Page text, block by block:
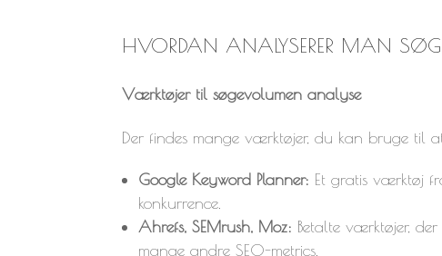
HVORDAN ANALYSERER MAN
Værktøjer til søgevolumen analyse
Der findes mange værktøjer, du kan bruge til
Google Keyword Planner: Et gratis værktøj
konkurrence.
Ahrefs, SEMrush, Moz: Betalte værktøjer,
mange andre SEO-metrics.